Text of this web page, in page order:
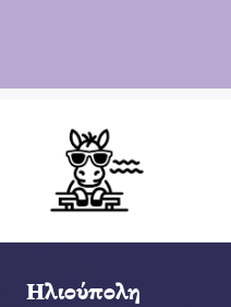
Ηλιούπολη